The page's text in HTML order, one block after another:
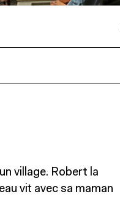
village. Robert la
vit avec sa maman